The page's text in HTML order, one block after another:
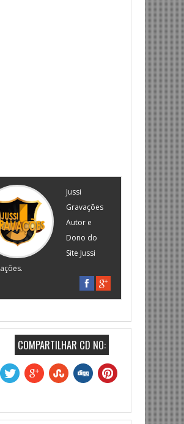
Jussi
Gravações
Autor e
Dono do
Site Jussi
COMPARTILHAR CD NO: